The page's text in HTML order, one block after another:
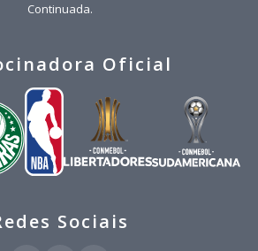
Continuada.
Oficial
Sociais